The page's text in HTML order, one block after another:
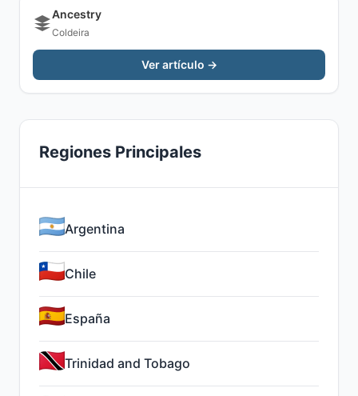
Ancestry
Coldeira
Ver artículo →
Regiones Principales
Argentina
Chile
España
Trinidad and Tobago